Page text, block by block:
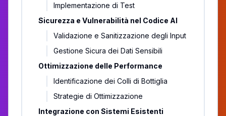
Implementazione di Test
Sicurezza e Vulnerabilità nel Codice AI
Validazione e Sanitizzazione degli Input
Gestione Sicura dei Dati Sensibili
Ottimizzazione delle Performance
Identificazione dei Colli di Bottiglia
Strategie di Ottimizzazione
Integrazione con Sistemi Esistenti